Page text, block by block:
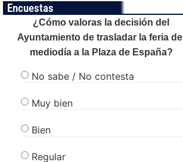
Encuestas
¿Cómo valoras la decisión del
Ayuntamiento de trasladar la feria del
mediodía a la Plaza de España?
No sabe / No contesta
Muy bien
Bien
Regular